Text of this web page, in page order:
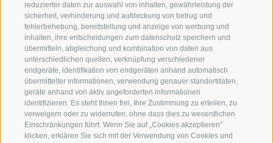
reduzierter daten zur auswahl von inhalten, gewährleistung der
sicherheit, verhinderung und aufdeckung von betrug und
fehlerbehebung, bereitstellung und anzeige von werbung und
inhalten, ihre entscheidungen zum datenschutz speichern und
übermitteln, abgleichung und kombination von daten aus
unterschiedlichen quellen, verknüpfung verschiedener
endgeräte, identifikation von endgeräten anhand automatisch
übermittelter informationen, verwendung genauer standortdaten,
geräte anhand von aktiv angeforderten informationen
identifizieren. Es steht Ihnen frei, Ihre Zustimmung zu erteilen, zu
verweigern oder zu widerrufen, ohne dass dies zu wesentlichen
Einschränkungen führt. Wenn Sie auf „Cookies akzeptieren"
klicken, erklären Sie sich mit der Verwendung von Cookies und
Kontaktieren Sie uns
IDM Südtirol - Alto Adige
+39 0471 094 000
info[at]idm-suedtirol.com
idm[at]pec.idm-suedtirol.com
SCHREIBEN SIE UNS!